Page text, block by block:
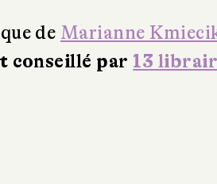
de Marianne
conseillé par 13